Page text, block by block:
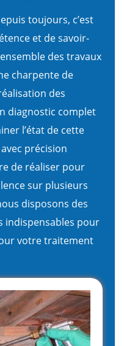
toujours, c’est
et de savoir-
des travaux
charpente de
des
diagnostic complet
l’état de cette
précision
de réaliser pour
sur plusieurs
disposons des
indispensables pour
votre traitement